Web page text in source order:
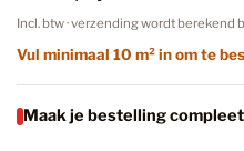
Incl. btw · verzending wordt berekend
Vul minimaal 10 m² in om te
Maak je bestelling compleet